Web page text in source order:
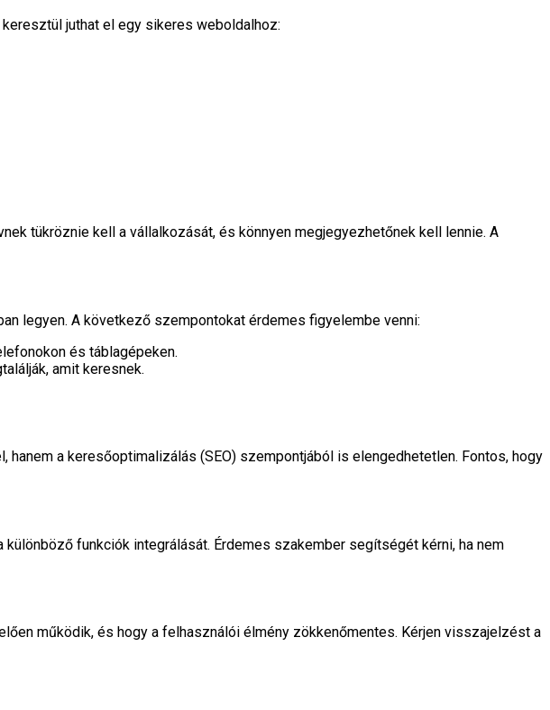
juthat el egy sikeres weboldalhoz:
tükröznie kell a vállalkozását, és könnyen megjegyezhetőnek kell lennie. A
legyen. A következő szempontokat érdemes figyelembe venni:
és táblagépeken.
amit keresnek.
a keresőoptimalizálás (SEO) szempontjából is elengedhetetlen. Fontos, hogy
funkciók integrálását. Érdemes szakember segítségét kérni, ha nem
működik, és hogy a felhasználói élmény zökkenőmentes. Kérjen visszajelzést a